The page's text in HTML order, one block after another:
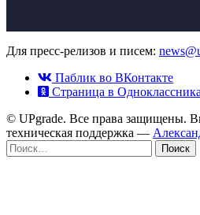
Для пресс-релизов и писем:
Паблик во ВКонтакте
Страница в
© UPgrade. Все права защищены.
техническая поддержка —
Найти: